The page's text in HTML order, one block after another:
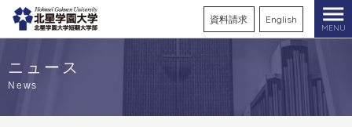
資料請求 English
MENU
ニュース
News